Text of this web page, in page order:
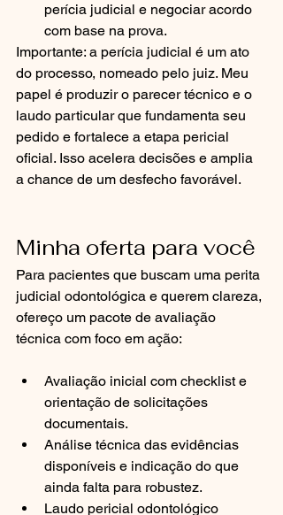
perícia judicial e negociar acordo
com base na prova.
Importante: a perícia judicial é um ato
do processo, nomeado pelo juiz. Meu
papel é produzir o parecer técnico e o
laudo particular que fundamenta seu
pedido e fortalece a etapa pericial
oficial. Isso acelera decisões e amplia
a chance de um desfecho favorável.
Minha oferta para você
Para pacientes que buscam uma perita
judicial odontológica e querem clareza,
ofereço um pacote de avaliação
técnica com foco em ação:
Avaliação inicial com checklist e
orientação de solicitações
documentais.
Análise técnica das evidências
disponíveis e indicação do que
ainda falta para robustez.
Laudo pericial odontológico